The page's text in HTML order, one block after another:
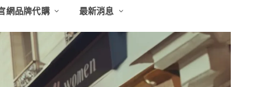
網品牌代購 最新消息